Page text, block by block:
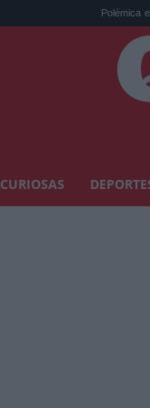
Polémica entre Nacho
CURIOSAS